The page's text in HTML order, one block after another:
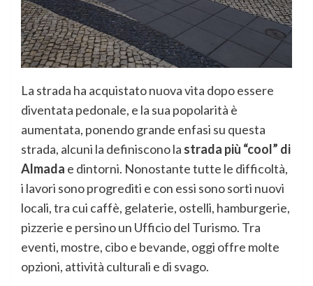
La strada ha acquistato nuova vita dopo essere
diventata pedonale, e la sua popolarità è
aumentata, ponendo grande enfasi su questa
strada, alcuni la definiscono la strada più “cool” di
Almada e dintorni. Nonostante tutte le difficoltà,
i lavori sono progrediti e con essi sono sorti nuovi
locali, tra cui caffè, gelaterie, ostelli, hamburgerie,
pizzerie e persino un Ufficio del Turismo. Tra
eventi, mostre, cibo e bevande, oggi offre molte
opzioni, attività culturali e di svago.